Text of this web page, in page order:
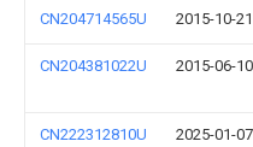
CN204714565U 2015-10-21
CN204381022U 2015-06-10
CN222312810U 2025-01-07